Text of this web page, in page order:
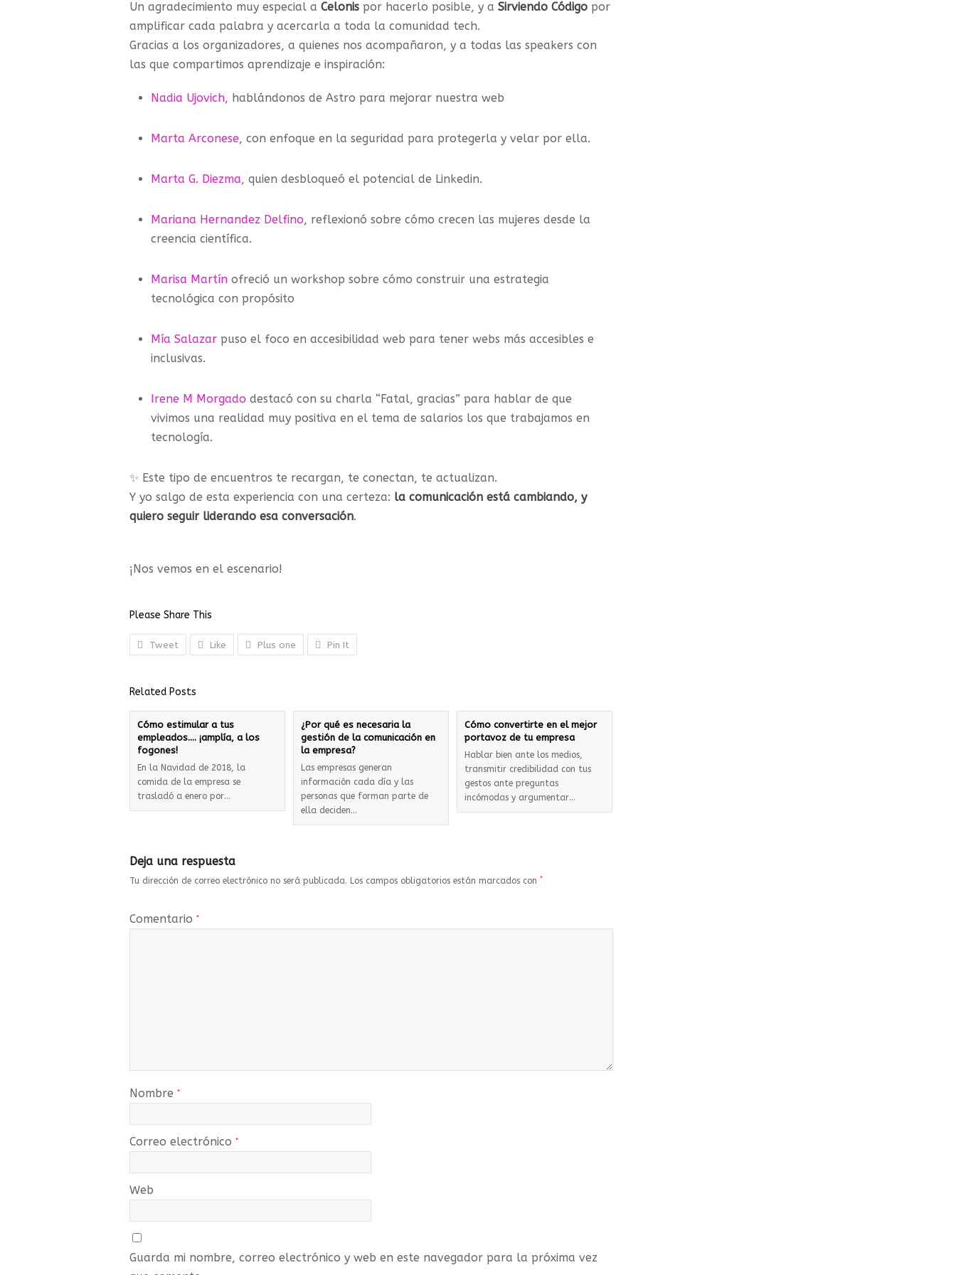
Un agradecimiento muy especial a Celonis por hacerlo posible, y a Sirviendo Código por
amplificar cada palabra y acercarla a toda la comunidad tech.
Gracias a los organizadores, a quienes nos acompañaron, y a todas las speakers con
las que compartimos aprendizaje e inspiración:
Nadia Ujovich, hablándonos de Astro para mejorar nuestra web
Marta Arconese, con enfoque en la seguridad para protegerla y velar por ella.
Marta G. Diezma, quien desbloqueó el potencial de Linkedin.
Mariana Hernandez Delfino, reflexionó sobre cómo crecen las mujeres desde la
creencia científica.
Marisa Martín ofreció un workshop sobre cómo construir una estrategia
tecnológica con propósito
Mía Salazar puso el foco en accesibilidad web para tener webs más accesibles e
inclusivas.
Irene M Morgado destacó con su charla “Fatal, gracias” para hablar de que
vivimos una realidad muy positiva en el tema de salarios los que trabajamos en
tecnología.
✨ Este tipo de encuentros te recargan, te conectan, te actualizan.
Y yo salgo de esta experiencia con una certeza: la comunicación está cambiando, y
quiero seguir liderando esa conversación.
¡Nos vemos en el escenario!
Please Share This
Tweet Like Plus one Pin It
Related Posts
Cómo estimular a tus
empleados…. ¡amplía, a los
fogones!
En la Navidad de 2018, la
comida de la empresa se
trasladó a enero por…
¿Por qué es necesaria la
gestión de la comunicación en
la empresa?
Las empresas generan
información cada día y las
personas que forman parte de
ella deciden…
Cómo convertirte en el mejor
portavoz de tu empresa
Hablar bien ante los medios,
transmitir credibilidad con tus
gestos ante preguntas
incómodas y argumentar…
Deja una respuesta
Tu dirección de correo electrónico no será publicada. Los campos obligatorios están marcados con *
Comentario *
Nombre *
Correo electrónico *
Web
Guarda mi nombre, correo electrónico y web en este navegador para la próxima vez